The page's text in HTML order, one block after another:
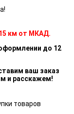
км от МКАД.
до 12
ваш заказ
и расскажем!
товаров